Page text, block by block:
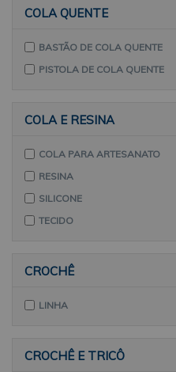
RESINA
STRASS
TECIDO PARA PATCHWORK
TIARA
COLA QUENTE
BASTÃO DE COLA QUENTE
PISTOLA DE COLA QUENTE
COLA E RESINA
COLA PARA ARTESANATO
RESINA
SILICONE
TECIDO
CROCHÊ
LINHA
CROCHÊ E TRICÔ